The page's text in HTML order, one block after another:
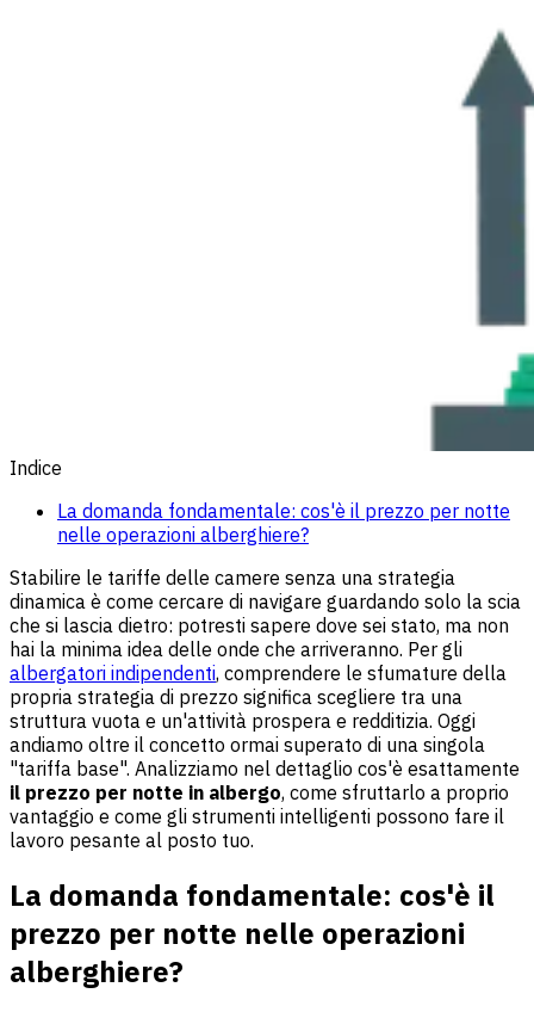
Indice
La domanda fondamentale: cos'è il prezzo per notte
nelle operazioni alberghiere?
Stabilire le tariffe delle camere senza una strategia
dinamica è come cercare di navigare guardando solo la scia
che si lascia dietro: potresti sapere dove sei stato, ma non
hai la minima idea delle onde che arriveranno. Per gli
albergatori indipendenti, comprendere le sfumature della
propria strategia di prezzo significa scegliere tra una
struttura vuota e un'attività prospera e redditizia. Oggi
andiamo oltre il concetto ormai superato di una singola
"tariffa base". Analizziamo nel dettaglio cos'è esattamente
il prezzo per notte in albergo, come sfruttarlo a proprio
vantaggio e come gli strumenti intelligenti possono fare il
lavoro pesante al posto tuo.
La domanda fondamentale: cos'è il
prezzo per notte nelle operazioni
alberghiere?